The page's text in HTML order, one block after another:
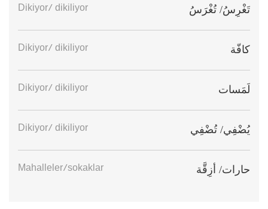
تَغْرِسُ/ تُغْرَسُ Dikiyor/ dikiliyor
كافّة Dikiyor/ dikiliyor
لَمَسات Dikiyor/ dikiliyor
يُضْفِي/ تُضْفِي Dikiyor/ dikiliyor
حارات/ أزِقَّة Mahalleler/sokaklar